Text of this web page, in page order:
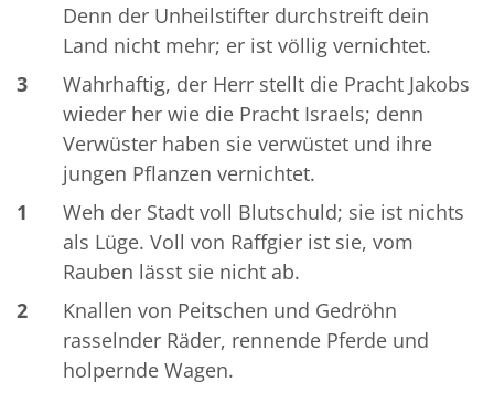
Denn der Unheilstifter durchstreift dein
Land nicht mehr; er ist völlig vernichtet.
3
Wahrhaftig, der Herr stellt die Pracht Jakobs
wieder her wie die Pracht Israels; denn
Verwüster haben sie verwüstet und ihre
jungen Pflanzen vernichtet.
1
Weh der Stadt voll Blutschuld; sie ist nichts
als Lüge. Voll von Raffgier ist sie, vom
Rauben lässt sie nicht ab.
2
Knallen von Peitschen und Gedröhn
rasselnder Räder, rennende Pferde und
holpernde Wagen.